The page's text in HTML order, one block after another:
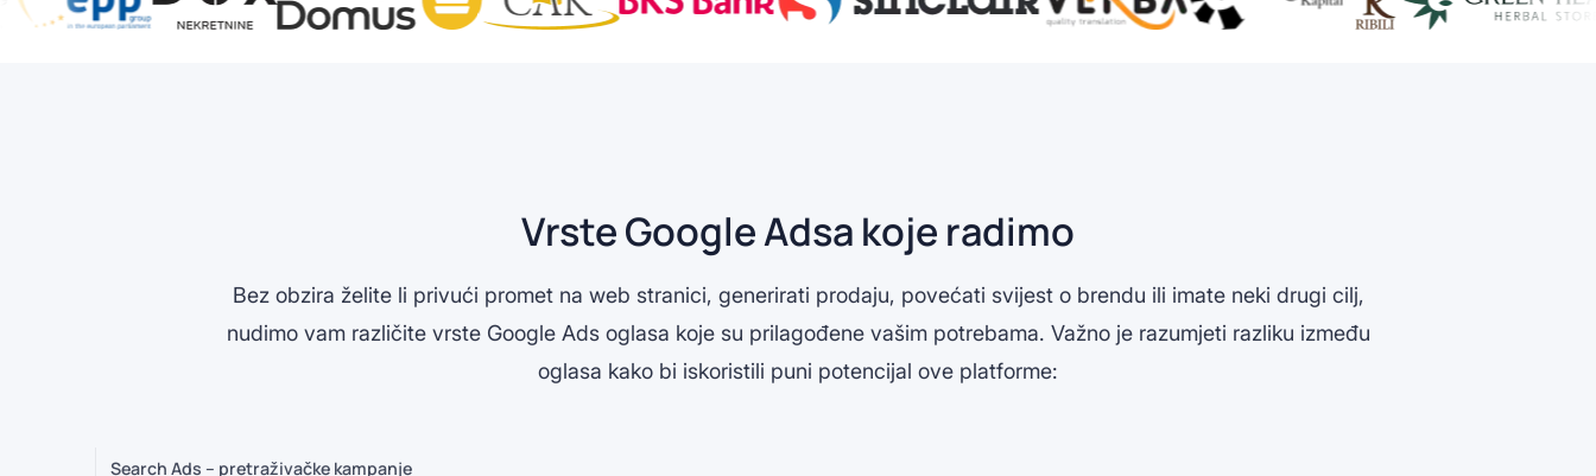
Vrste Google Adsa koje radimo
Bez obzira želite li privući promet na web stranici, generirati prodaju, povećati svijest o brendu ili imate neki drugi cilj,
nudimo vam različite vrste Google Ads oglasa koje su prilagođene vašim potrebama. Važno je razumjeti razliku između
oglasa kako bi iskoristili puni potencijal ove platforme:
Search Ads – pretraživačke kampanje